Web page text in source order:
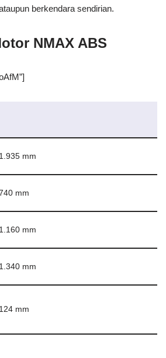
berkendara sendirian.
NMAX ABS
1.935 mm
mm
1.160 mm
1.340 mm
124 mm